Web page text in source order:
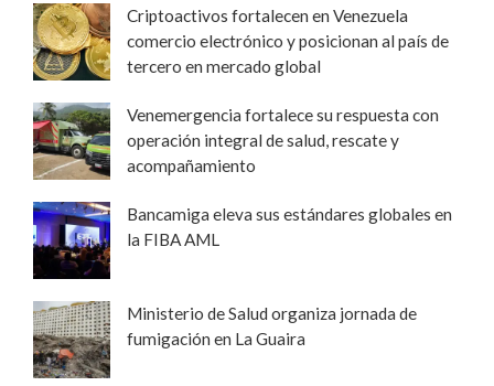
Criptoactivos fortalecen en Venezuela
comercio electrónico y posicionan al país de
tercero en mercado global
Venemergencia fortalece su respuesta con
operación integral de salud, rescate y
acompañamiento
Bancamiga eleva sus estándares globales en
la FIBA AML
Ministerio de Salud organiza jornada de
fumigación en La Guaira